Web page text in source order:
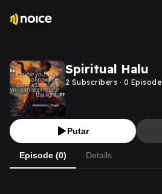
Spiritual Halu
2 Subscribers · 0 Episode
Putar
Episode (0) Details